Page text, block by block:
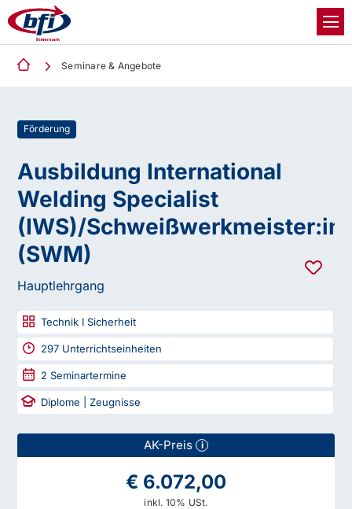
Seminare & Angebote
Förderung
Ausbildung International
Welding Specialist
(IWS)/Schweißwerkmeister:in
(SWM)
Hauptlehrgang
Technik I Sicherheit
297 Unterrichtseinheiten
2 Seminartermine
Diplome | Zeugnisse
AK-Preis i
€ 6.072,00
inkl. 10% USt.